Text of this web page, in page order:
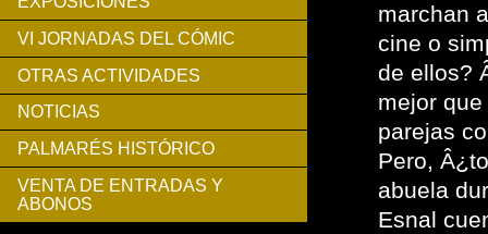
VI JORNADAS DEL CÓMIC
OTRAS ACTIVIDADES
NOTICIAS
PALMARÉS HISTÓRICO
VENTA DE ENTRADAS Y
ABONOS
marchan
cine o
de ellos?
mejor
parejas
Pero,
abuela
Esnal